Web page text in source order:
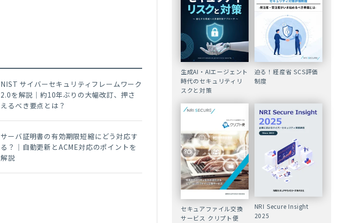
NIST サイバーセキュリティフレームワーク
2.0を解説｜約10年ぶりの大幅改訂、押さ
えるべき要点とは？
サーバ証明書の有効期限短縮にどう対応す
る？｜自動更新とACME対応のポイントを
解説
生成AI・AIエージェント
時代のセキュリティリ
スクと対策
迫る！経産省 SCS評価
制度
セキュアファイル交換
サービス クリプト便
NRI Secure Insight
2025